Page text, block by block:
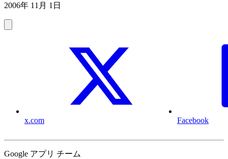
2006年 11月 1日
x.com Facebook
Google アプリ チーム